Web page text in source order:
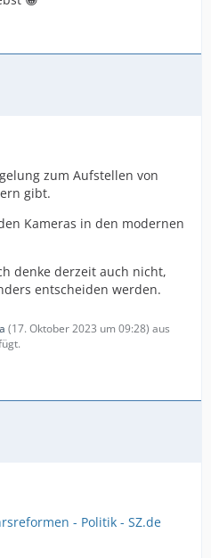
zum Aufstellen von
gibt.
Kameras in den modernen
denke derzeit auch nicht,
entscheiden werden.
(17. Oktober 2023 um 09:28) aus
- Politik - SZ.de